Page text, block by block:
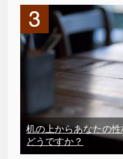
机の上からあなたの
どうですか？